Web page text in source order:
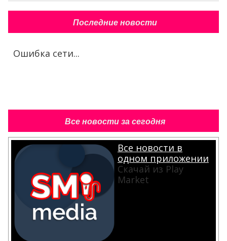
Последние новости
Ошибка сети...
Все новости за сегодня
Все новости в
одном приложении
Скачай из Play
Market